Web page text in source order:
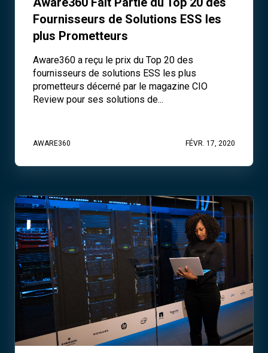
Fournisseurs de Solutions ESS les
plus Prometteurs
Aware360 a reçu le prix du Top 20 des
fournisseurs de solutions ESS les plus
prometteurs décerné par le magazine CIO
Review pour ses solutions de...
AWARE360 FÉVR. 17, 2020